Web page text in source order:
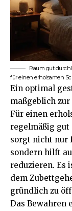
Raum gut
für einen erholsamen
Ein optimal
maßgeblich
Für einen
regelmäßig
sorgt nicht nur
sondern hilft
reduzieren. Es
dem
gründlich zu
Das Bewahren